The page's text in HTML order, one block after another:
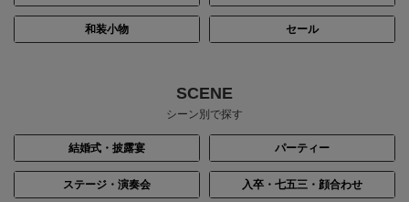
和装小物 セール
SCENE
シーン別で探す
結婚式・披露宴 パーティー
ステージ・演奏会 入卒・七五三・顔合わせ